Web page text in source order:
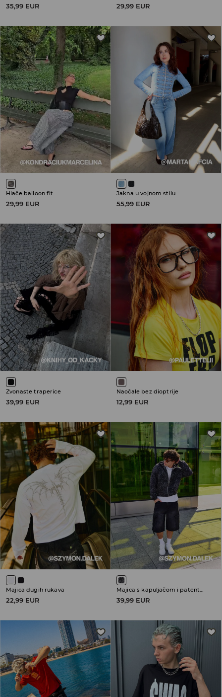
35,99 EUR 29,99 EUR
Hlače balloon fit
29,99 EUR
Jakna u vojnom stilu
55,99 EUR
Zvonaste traperice
39,99 EUR
Naočale bez dioptrije
12,99 EUR
Majica dugih rukava
22,99 EUR 39,99 EUR